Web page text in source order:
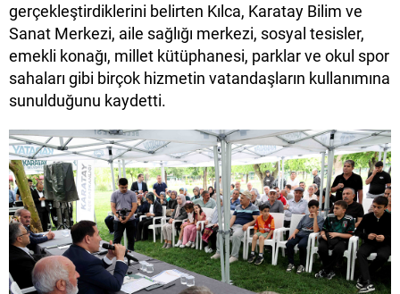
gerçekleştirdiklerini belirten Kılca, Karatay Bilim ve
Sanat Merkezi, aile sağlığı merkezi, sosyal tesisler,
emekli konağı, millet kütüphanesi, parklar ve okul spor
sahaları gibi birçok hizmetin vatandaşların kullanımına
sunulduğunu kaydetti.